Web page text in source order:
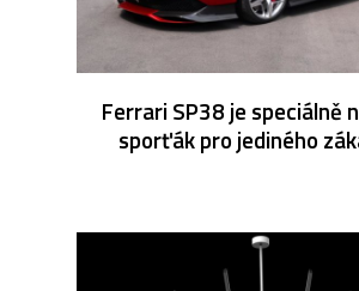
Ferrari SP38 je speciálně
sporťák pro jediného